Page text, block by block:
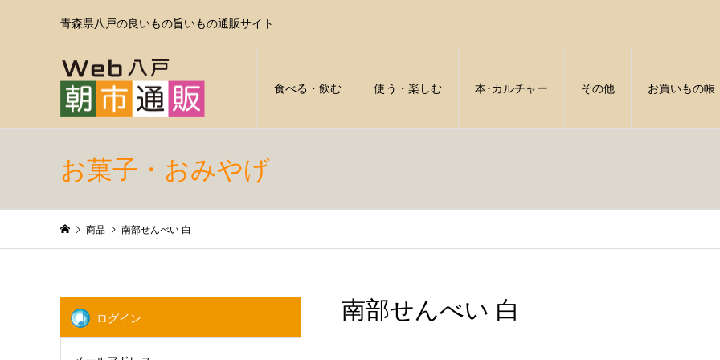
青森県八戸の良いもの旨いもの通販サイト
食べる・飲む 使う・楽しむ 本･カルチャー その他 お買いもの帳
お菓子・おみやげ
商品 南部せんべい 白
南部せんべい 白
ログイン